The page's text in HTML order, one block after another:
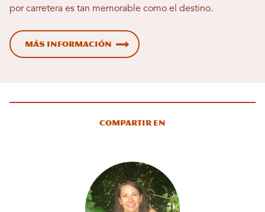
por carretera es tan memorable como el destino.
Más información
Compartir en